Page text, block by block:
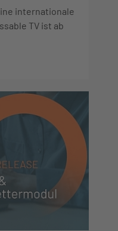
internationale
TV ist ab